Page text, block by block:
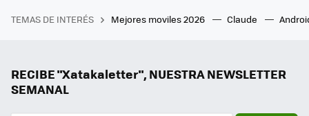
TEMAS DE INTERÉS Mejores moviles 2026 Claude
RECIBE "Xatakaletter", NUESTRA NEWSLETTER
SEMANAL